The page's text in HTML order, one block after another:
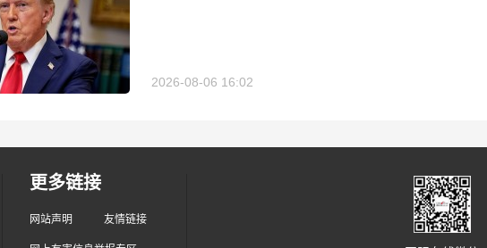
2026-08-06 16:02
更多链接
网站声明 友情链接